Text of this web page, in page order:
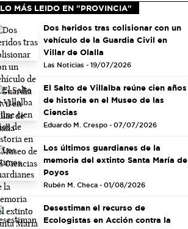
LO MÁS LEIDO EN "PROVINCIA"
Dos heridos tras colisionar con un
vehículo de la Guardia Civil en
Villar de Olalla
Las Noticias - 19/07/2026
El Salto de Villalba reúne cien años
de historia en el Museo de las
Ciencias
Eduardo M. Crespo - 07/07/2026
Los últimos guardianes de la
memoria del extinto Santa María de
Poyos
Rubén M. Checa - 01/08/2026
Desestiman el recurso de
Ecologistas en Acción contra la